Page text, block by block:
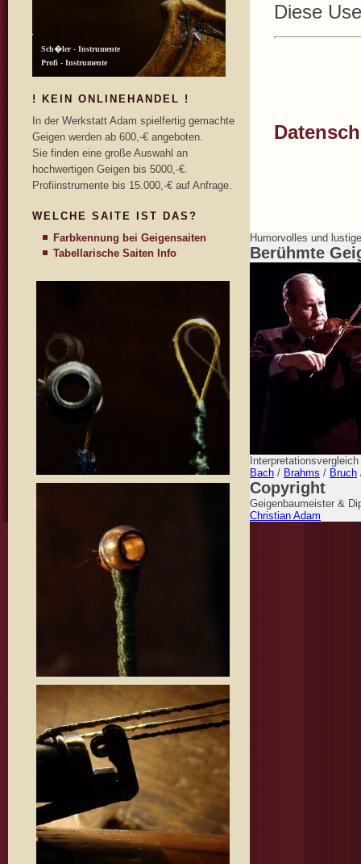
Diese
! KEIN ONLINEHANDEL !
In der Werkstatt Adam spielfertig gemachte
Geigen werden ab 600,-€ angeboten.
Sie finden eine große Auswahl an
hochwertigen Geigen bis 5000,-€.
Profiinstrumente bis 15.000,-€ auf Anfrage.
WELCHE SAITE IST DAS?
Farbkennung bei Geigensaiten
Tabellarische Saiten Info
Humorvolles und
Berühmte
Bach / Brahms / Bruch
Copyright
Geigenbaumeister &
Christian Adam